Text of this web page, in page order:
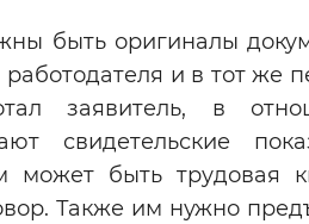
быть оригиналы
работодателя и в тот же
заявитель, в
свидетельские
может быть трудовая
Также им нужно